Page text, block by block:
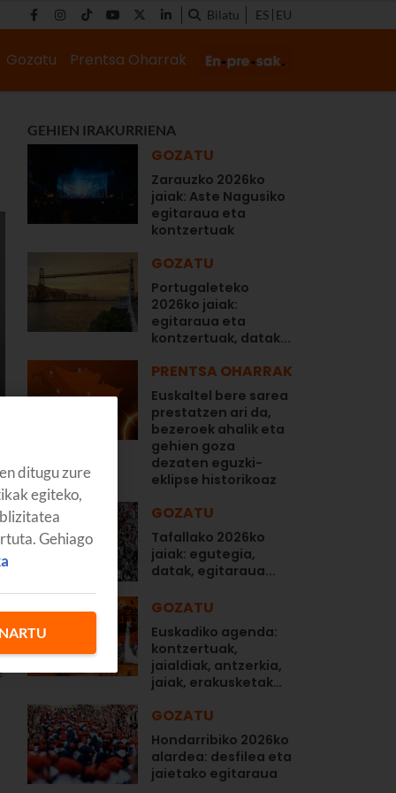
Bilatu ES EU
Gozatu Prentsa Oharrak
GEHIEN IRAKURRIENA
GOZATU
Zarauzko 2026ko
jaiak: Aste Nagusiko
egitaraua eta
kontzertuak
GOZATU
Portugaleteko
2026ko jaiak:
egitaraua eta
kontzertuak, datak...
PRENTSA OHARRAK
Euskaltel bere sarea
prestatzen ari da,
bezeroek ahalik eta
gehien goza
dezaten eguzki-
eklipse historikoaz
GOZATU
Tafallako 2026ko
jaiak: egutegia,
datak, egitaraua...
GOZATU
Euskadiko agenda:
kontzertuak,
jaialdiak, antzerkia,
jaiak, erakusketak…
GOZATU
Hondarribiko 2026ko
alardea: desfilea eta
jaietako egitaraua
ditugu zure
egiteko,
Gehiago